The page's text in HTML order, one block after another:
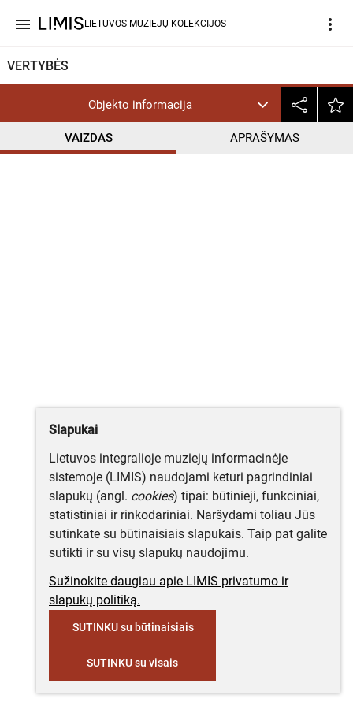
menu LIETUVOS MUZIEJŲ KOLEKCIJOS more_vert
VERTYBĖS
Objekto informacija
VAIZDAS APRAŠYMAS
CC BY-NC-ND
Slapukai
Lietuvos integralioje muziejų informacinėje
sistemoje (LIMIS) naudojami keturi pagrindiniai
slapukų (angl. cookies) tipai: būtinieji, funkciniai,
statistiniai ir rinkodariniai. Naršydami toliau Jūs
sutinkate su būtinaisiais slapukais. Taip pat galite
sutikti ir su visų slapukų naudojimu.
Sužinokite daugiau apie LIMIS privatumo ir
slapukų politiką.
SUTINKU su būtinaisiais
SUTINKU su visais